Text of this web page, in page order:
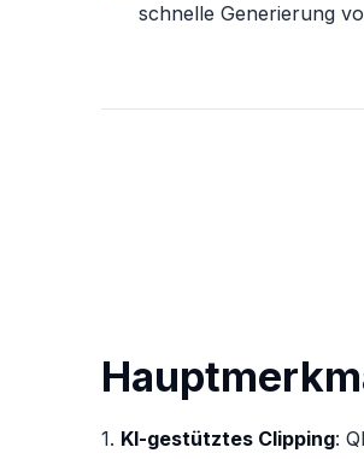
schnelle Generierung
1. KI-gestütztes Clipping: